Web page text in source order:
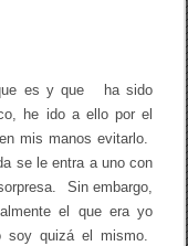
que es y que ha sido
he ido a ello por el
mis manos evitarlo.
se le entra a uno con
Sin embargo,
el que era yo
soy quizá el mismo.